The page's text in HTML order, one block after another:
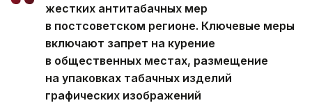
жестких антитабачных мер
в постсоветском регионе. Ключевые меры
включают запрет на курение
в общественных местах, размещение
на упаковках табачных изделий
графических изображений